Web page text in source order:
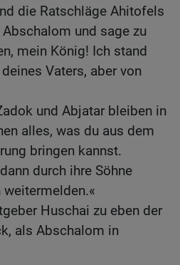
die Ratschläge Ahitofels
und sage zu
mein König! Ich stand
Vaters, aber von
und Abjatar bleiben in
alles, was du aus dem
bringen kannst.
durch ihre Söhne
Huschai zu eben der
als Abschalom in